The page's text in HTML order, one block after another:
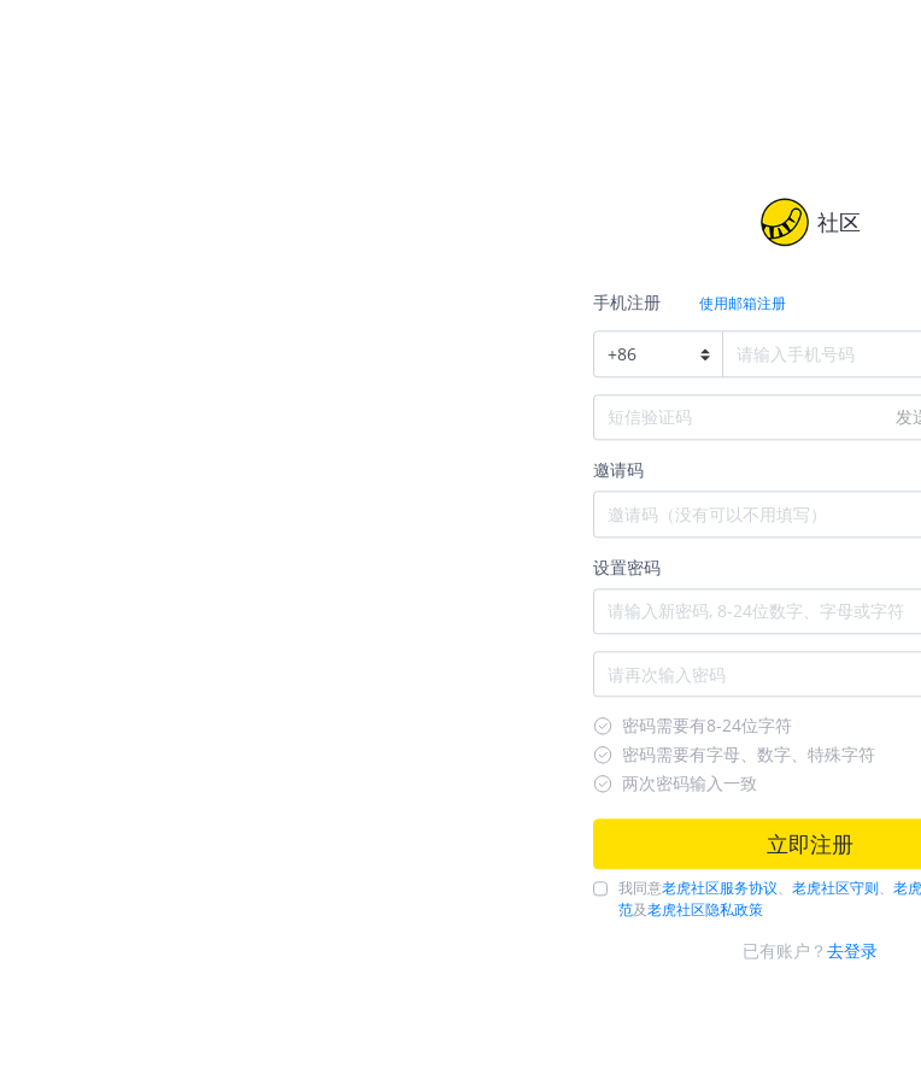
社区
手机注册 使用邮箱注册
+86
发
邀请码
设置密码
密码需要有8-24位字符
密码需要有字母、数字、特殊字符
两次密码输入一致
立即注册
我同意老虎社区服务协议、 老虎社区守则、 老
范及老虎社区隐私政策
已有账户？ 去登录